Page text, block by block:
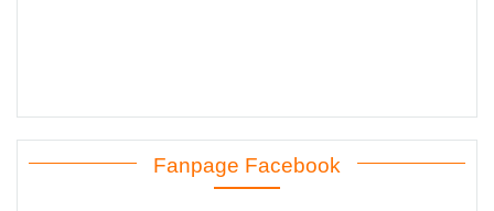
Fanpage Facebook